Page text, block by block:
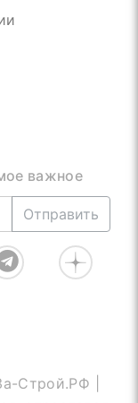
4000
Отправить
Строй.РФ |